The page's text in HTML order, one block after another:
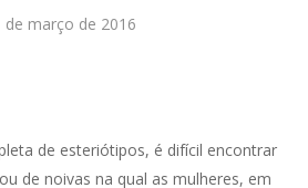
de março de 2016
de esteriótipos, é difícil encontrar
de noivas na qual as mulheres, em